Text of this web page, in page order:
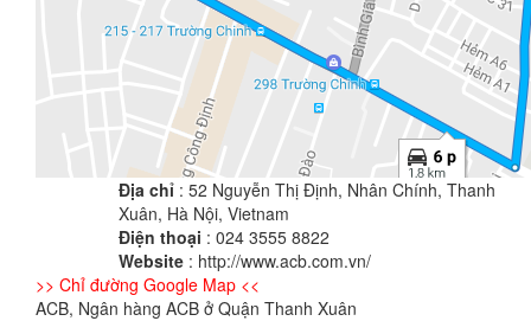
Địa chỉ : 52 Nguyễn Thị Định, Nhân Chính, Thanh
Xuân, Hà Nội, Vietnam
Điện thoại : 024 3555 8822
Website : http://www.acb.com.vn/
>> Chỉ đường Google Map <<
ACB, Ngân hàng ACB ở Quận Thanh Xuân